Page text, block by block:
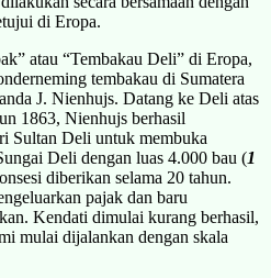
di Eropa.
atau “Tembakau Deli” di Eropa,
tembakau di Sumatera
J. Nienhujs. Datang ke Deli atas
1863, Nienhujs berhasil
Sultan Deli untuk membuka
Deli dengan luas 4.000 bau (1
diberikan selama 20 tahun.
pajak dan baru
Kendati dimulai kurang berhasil,
mulai dijalankan dengan skala